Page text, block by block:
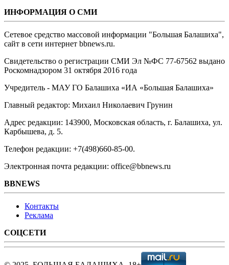
ИНФОРМАЦИЯ О СМИ
Сетевое средство массовой информации "Большая Балашиха",
сайт в сети интернет bbnews.ru.
Свидетельство о регистрации СМИ Эл №ФС ‎77-67562 выдано
Роскомнадзором 31 октября 2016 года
Учредитель - МАУ ГО Балашиха «ИА «Большая Балашиха»
Главный редактор: Михаил Николаевич Грунин
Адрес редакции: 143900, Московская область, г. Балашиха, ул.
Карбышева, д. 5.
Телефон редакции: +7(498)660-85-00.
Электронная почта редакции: office@bbnews.ru
BBNEWS
Контакты
Реклама
СОЦСЕТИ